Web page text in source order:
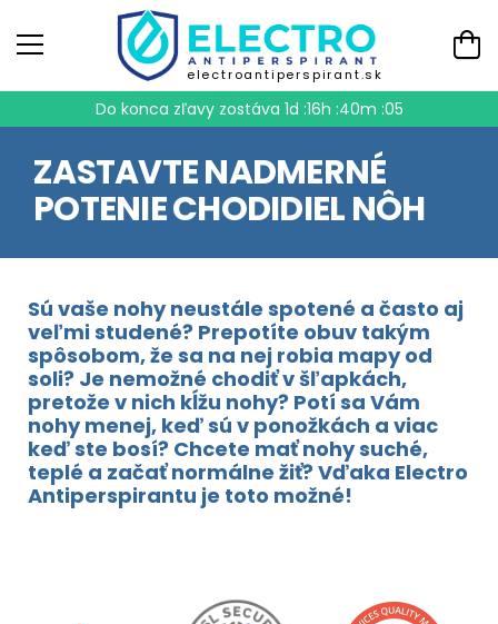
electroantiperspirant.sk
Do konca zľavy zostáva 1d :16h :40m :04
ZASTAVTE NADMERNÉ
POTENIE CHODIDIEL NÔH
Sú vaše nohy neustále spotené a často aj
veľmi studené? Prepotíte obuv takým
spôsobom, že sa na nej robia mapy od
soli? Je nemožné chodiť v šľapkách,
pretože v nich kĺžu nohy? Potí sa Vám
nohy menej, keď sú v ponožkách a viac
keď ste bosí? Chcete mať nohy suché,
teplé a začať normálne žiť? Vďaka Electro
Antiperspirantu je toto možné!